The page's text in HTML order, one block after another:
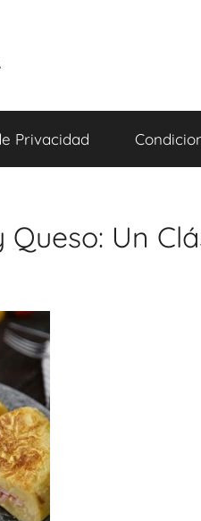
Privacidad
Un